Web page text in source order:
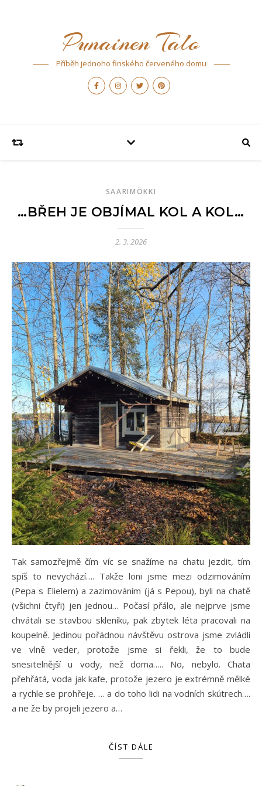
Punainen Talo
Příběh jednoho finského červeného domu
SAARIMÖKKI
…BŘEH JE OBJÍMAL KOL A KOL…
2. 3. 2026
Tak samozřejmě čím víc se snažíme na chatu jezdit, tím
spíš to nevychází…. Takže loni jsme mezi odzimováním
(Pepa s Elielem) a zazimováním (já s Pepou), byli na chatě
(všichni čtyři) jen jednou… Počasí přálo, ale nejprve jsme
chvátali se stavbou skleníku, pak zbytek léta pracovali na
koupelně. Jedinou pořádnou návštěvu ostrova jsme zvládli
ve vlně veder, protože jsme si řekli, že to bude
snesitelnější u vody, než doma….. No, nebylo. Chata
přehřátá, voda jak kafe, protože jezero je extrémně mělké
a rychle se prohřeje. … a do toho lidi na vodních skútrech….
a ne že by projeli jezero a…
ČÍST DÁLE